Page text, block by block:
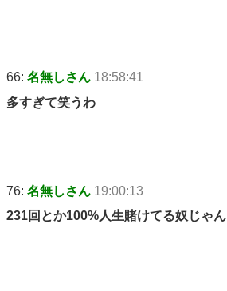
66: 名無しさん 18:58:41
多すぎて笑うわ
76: 名無しさん 19:00:13
231回とか100%人生賭けてる奴じゃん